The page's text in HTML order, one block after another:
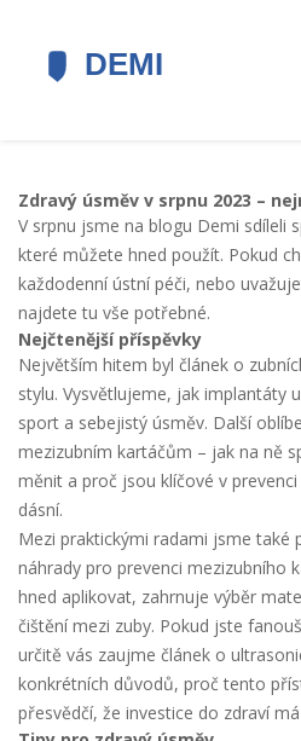
Zdravý úsměv v srpnu 2023 –
V srpnu jsme na blogu Demi sdíleli
které můžete hned použít. Pokud
každodenní ústní péči, nebo
najdete tu vše potřebné.
Nejčtenější příspěvky
Největším hitem byl článek o
stylu. Vysvětlujeme, jak implantáty
sport a sebejistý úsměv. Další
mezizubním kartáčům – jak na ně
měnit a proč jsou klíčové v
dásní.
Mezi praktickými radami jsme také
náhrady pro prevenci mezizubního
hned aplikovat, zahrnuje výběr
čištění mezi zuby. Pokud jste
určitě vás zaujme článek o
konkrétních důvodů, proč tento
přesvědčí, že investice do zdraví